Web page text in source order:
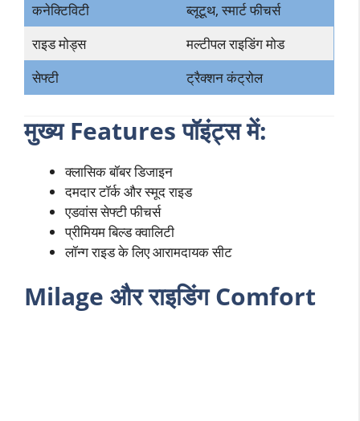
कनेक्टिविटी
ब्लूटूथ, स्मार्ट फीचर्स
राइड मोड्स
मल्टीपल राइडिंग मोड
सेफ्टी
ट्रैक्शन कंट्रोल
मुख्य Features पॉइंट्स में:
क्लासिक बॉबर डिजाइन
दमदार टॉर्क और स्मूद राइड
एडवांस सेफ्टी फीचर्स
प्रीमियम बिल्ड क्वालिटी
लॉन्ग राइड के लिए आरामदायक सीट
Milage और राइडिंग Comfort